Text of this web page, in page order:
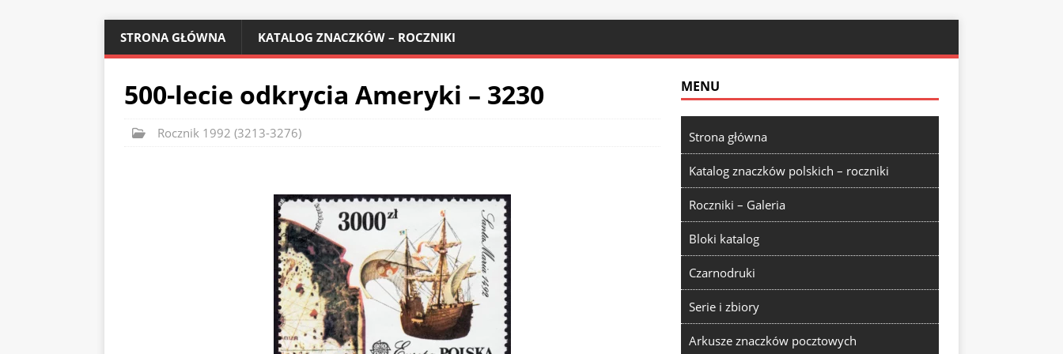
STRONA GŁÓWNA KATALOG ZNACZKÓW – ROCZNIKI
500-lecie odkrycia Ameryki – 3230
Rocznik 1992 (3213-3276)
MENU
Strona główna
Katalog znaczków polskich – roczniki
Roczniki – Galeria
Bloki katalog
Czarnodruki
Serie i zbiory
Arkusze znaczków pocztowych